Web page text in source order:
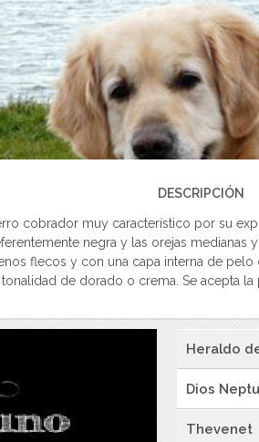
DESCRIPCIÓN
cobrador muy característico por su
negra y las orejas medianas
flecos y con una capa interna de
de dorado o crema. Se acepta
Heraldo
Dios
Thevenet